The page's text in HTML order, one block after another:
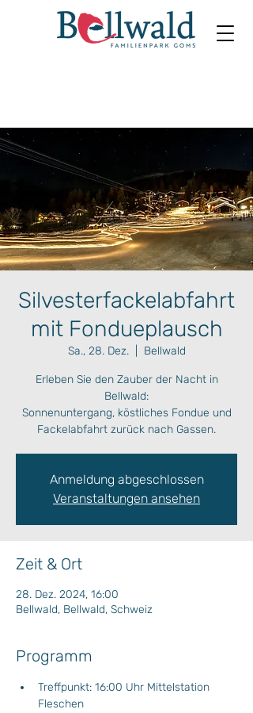
Silvesterfackelabfahrt
mit Fondueplausch
Sa., 28. Dez.
  |
Bellwald
Erleben Sie den Zauber der Nacht in
Bellwald:
Sonnenuntergang, köstliches Fondue und
Anmeldung abgeschlossen
Veranstaltungen ansehen
Zeit & Ort
28. Dez. 2024, 16:00
Bellwald, Bellwald, Schweiz
Programm
Treffpunkt: 16:00 Uhr Mittelstation
Fleschen